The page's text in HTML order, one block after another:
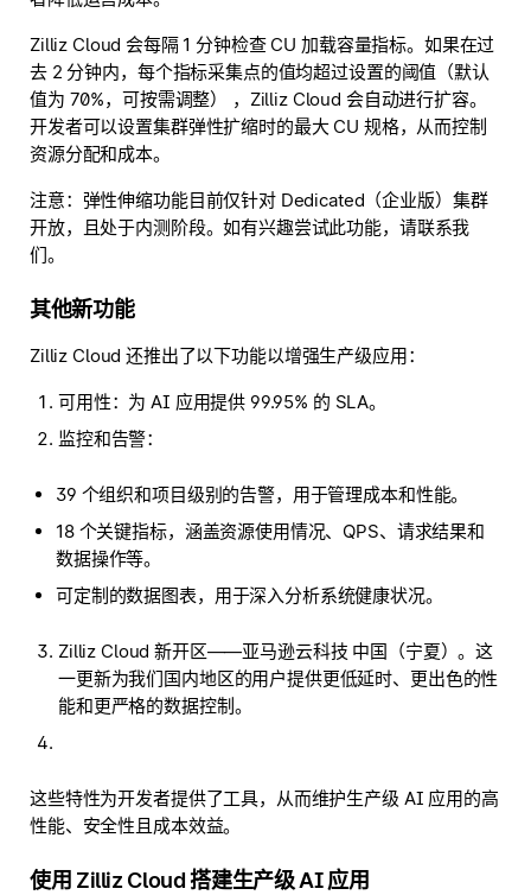
Zilliz Cloud 会每隔 1 分钟检查 CU 加载容量指标。如果在过
去 2 分钟内，每个指标采集点的值均超过设置的阈值（默认
值为 70%，可按需调整） ，Zilliz Cloud 会自动进行扩容。
开发者可以设置集群弹性扩缩时的最大 CU 规格，从而控制
资源分配和成本。
注意：弹性伸缩功能目前仅针对 Dedicated（企业版）集群
开放，且处于内测阶段。如有兴趣尝试此功能，请联系我
们。
其他新功能
Zilliz Cloud 还推出了以下功能以增强生产级应用：
可用性：为 AI 应用提供 99.95% 的 SLA。
监控和告警：
39 个组织和项目级别的告警，用于管理成本和性能。
18 个关键指标，涵盖资源使用情况、QPS、请求结果和
数据操作等。
可定制的数据图表，用于深入分析系统健康状况。
Zilliz Cloud 新开区——亚马逊云科技 中国（宁夏）。这
一更新为我们国内地区的用户提供更低延时、更出色的性
能和更严格的数据控制。
这些特性为开发者提供了工具，从而维护生产级 AI 应用的高
性能、安全性且成本效益。
使用 Zilliz Cloud 搭建生产级 AI 应用